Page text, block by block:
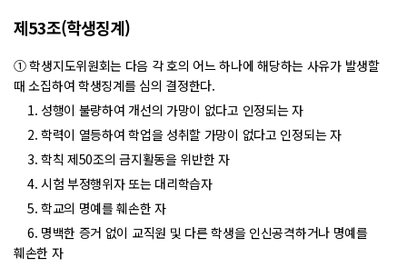
제53조(학생징계)
① 학생지도위원회는 다음 각 호의 어느 하나에 해당하는 사유가 발생할
때 소집하여 학생징계를 심의 결정한다.
1. 성행이 불량하여 개선의 가망이 없다고 인정되는 자
2. 학력이 열등하여 학업을 성취할 가망이 없다고 인정되는 자
3. 학칙 제50조의 금지활동을 위반한 자
4. 시험 부정행위자 또는 대리학습자
5. 학교의 명예를 훼손한 자
6. 명백한 증거 없이 교직원 및 다른 학생을 인신공격하거나 명예를
훼손한 자